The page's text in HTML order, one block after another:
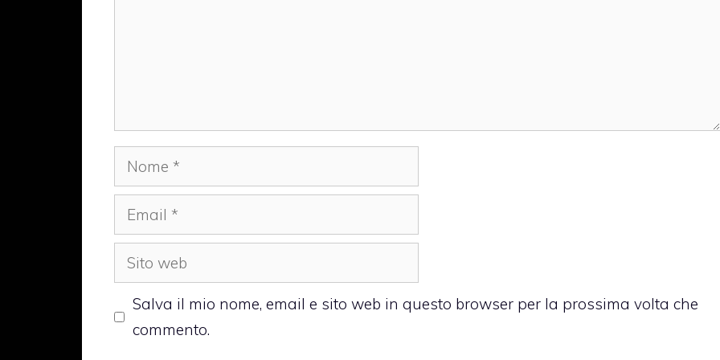
Nome
Email
Sito
web
Salva il mio nome, email e sito web in questo browser per la prossima volta che
commento.